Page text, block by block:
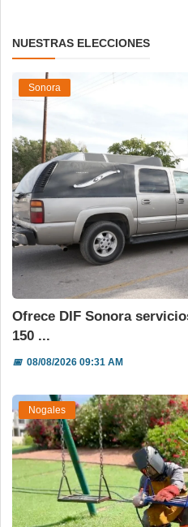
NUESTRAS ELECCIONES
Sonora
Ofrece DIF Sonora
150 ...
📅08/08/2026 09:31 AM
Nogales